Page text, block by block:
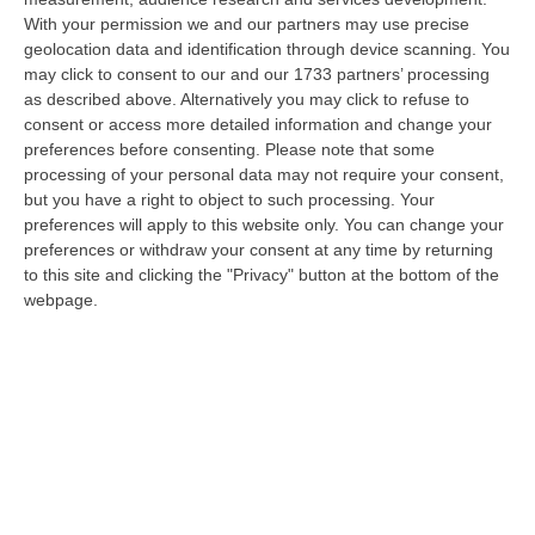
With your permission we and our partners may use precise
geolocation data and identification through device scanning. You
may click to consent to our and our 1733 partners’ processing
as described above. Alternatively you may click to refuse to
consent or access more detailed information and change your
preferences before consenting. Please note that some
processing of your personal data may not require your consent,
but you have a right to object to such processing. Your
preferences will apply to this website only. You can change your
preferences or withdraw your consent at any time by returning
to this site and clicking the "Privacy" button at the bottom of the
webpage.
Razionalizzazione Della Spesa Sanitaria E Acquisti Sotto Controllo.
La Strategia “anti-Sprechi” Della Regione
“CATANZARO La razionalizzazione della spesa sanitaria passa dalla
centralizzazione degli acquisti. È una delle direttrici individuate dalla…
09 Agosto, 14:37
Un’altra Tragedia Sulle Strade Vibonesi, Incidente Tra Zambrone E
Briatico: Muore Una Donna, Diversi Feriti
“VIBO VALENTIA Ancora sangue sulle strade vibonesi. Questa mattina un
altro tragico incidente è avvenuto sulla ex statale 522 tra Zambrone e…
09 Agosto, 13:34